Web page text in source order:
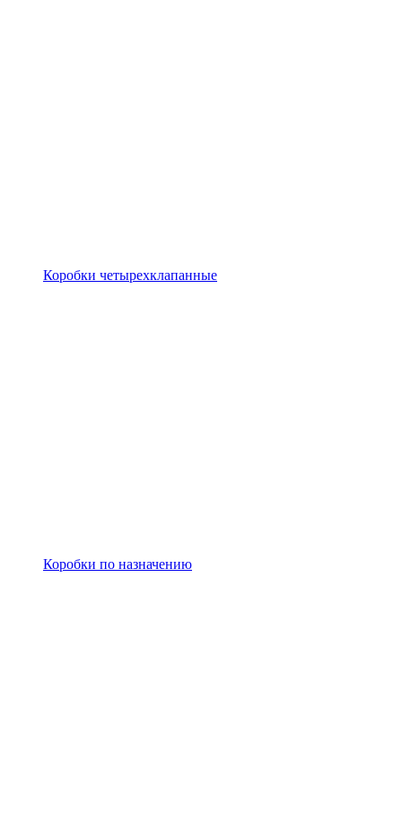
Коробки четырехклапанные
Коробки по назначению